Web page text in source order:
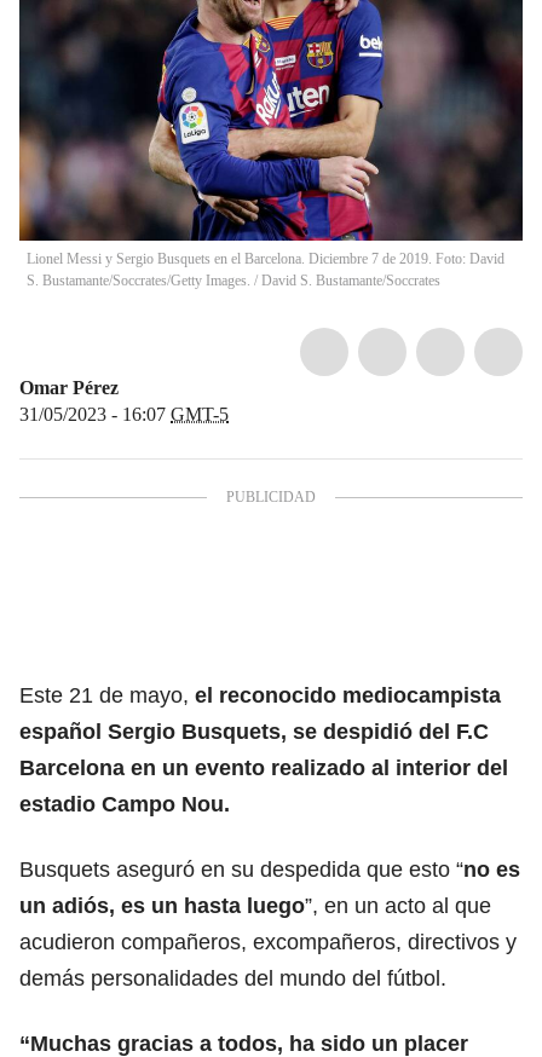
Lionel Messi y Sergio Busquets en el Barcelona. Diciembre 7 de 2019. Foto: David
S. Bustamante/Soccrates/Getty Images. / David S. Bustamante/Soccrates
Omar Pérez
31/05/2023 - 16:07 GMT-5
Este 21 de mayo, el reconocido mediocampista
español Sergio Busquets, se despidió del F.C
Barcelona en un evento realizado al interior del
estadio Campo Nou.
Busquets aseguró en su despedida que esto “no es
un adiós, es un hasta luego”, en un acto al que
acudieron compañeros, excompañeros, directivos y
demás personalidades del mundo del fútbol.
“Muchas gracias a todos, ha sido un placer